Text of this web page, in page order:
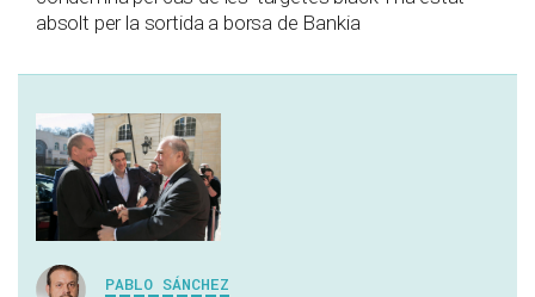
absolt per la sortida a borsa de Bankia
PABLO SÁNCHEZ